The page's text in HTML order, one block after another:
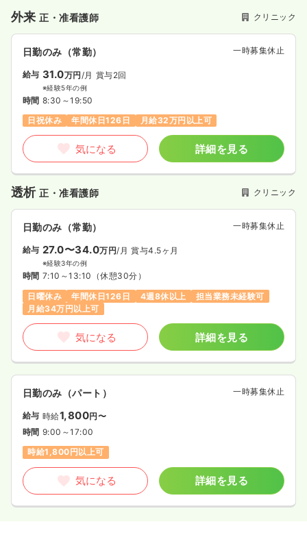
外来正・准看護師 クリニック
日勤のみ（常勤） 一時募集休止
給与 31.0万円/月 賞与2回
※経験5年の例
時間 8:30～19:50
日祝休み
年間休日126日 月給32万円以上可
気になる 詳細を見る
透析正・准看護師 クリニック
日勤のみ（常勤） 一時募集休止
給与 27.0〜34.0万円/月 賞与4.5ヶ月
※経験3年の例
時間 7:10～13:10 （休憩30分）
日曜休み
年間休日126日 4週8休以上
担当業務未経験可
月給34万円以上可
気になる 詳細を見る
日勤のみ（パート） 一時募集休止
給与 時給1,800円〜
時間 9:00～17:00
時給1,800円以上可
気になる 詳細を見る